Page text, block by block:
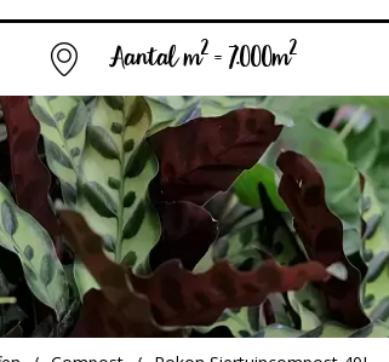
Aantal m2= 7.000m2